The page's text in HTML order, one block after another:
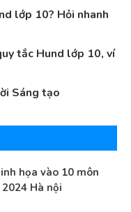
lớp 10? Hỏi nhanh
tắc Hund lớp 10, ví
Sáng tạo
họa vào 10 môn
Hà nội